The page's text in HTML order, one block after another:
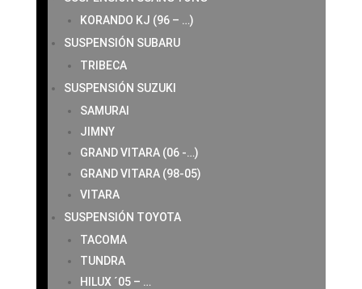
KORANDO KJ (96 – …)
SUSPENSIÓN SUBARU
TRIBECA
SUSPENSIÓN SUZUKI
SAMURAI
JIMNY
GRAND VITARA (06 -…)
GRAND VITARA (98-05)
VITARA
SUSPENSIÓN TOYOTA
TACOMA
TUNDRA
HILUX ´05 – …